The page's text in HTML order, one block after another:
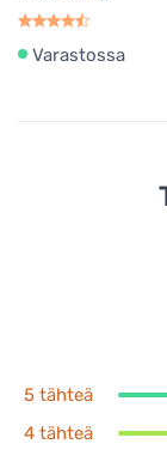
Varastossa
5 tähteä
4 tähteä